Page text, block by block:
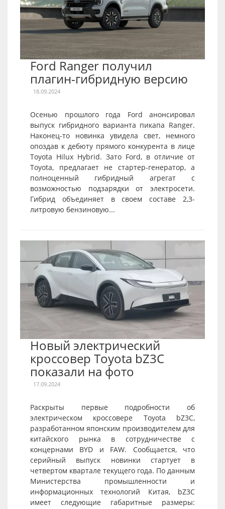
Ford Ranger получил
плагин-гибридную версию
18.09.2024
Осенью прошлого года Ford анонсировал
выпуск гибридного варианта пикапа Ranger.
Наконец-то новинка увидела свет, немного
опоздав к дебюту прямого конкурента в лице
Toyota Hilux Hybrid. Зато Ford, в отличие от
Toyota, предлагает не стартер-генератор, а
полноценный гибридный агрегат с
возможностью подзарядки от электросети.
Гибрид объединяет в своем составе 2,3-
литровую бензиновую...
Новый электрический
кроссовер Toyota bZ3C
показали на фото
17.09.2024
Раскрыты первые подробности об
электрическом кроссовере Toyota bZ3C,
разработанном японским производителем для
китайского рынка в сотрудничестве с
концернами BYD и FAW. Сообщается, что
серийный выпуск новинки стартует в
четвертом квартале текущего года. По данным
Министерства промышленности и
информационных технологий Китая, bZ3C
имеет следующие габаритные размеры: